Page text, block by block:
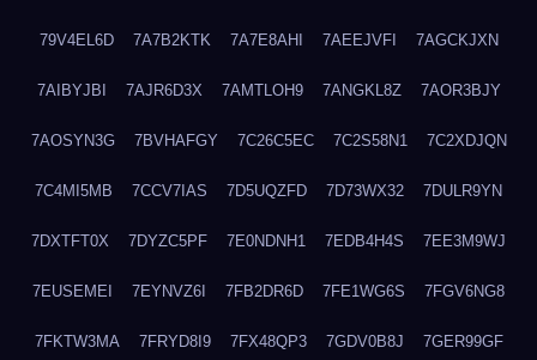
79V4EL6D 7A7B2KTK 7A7E8AHI 7AEEJVFI 7AGCKJXN
7AIBYJBI 7AJR6D3X 7AMTLOH9 7ANGKL8Z 7AOR3BJY
7AOSYN3G 7BVHAFGY 7C26C5EC 7C2S58N1 7C2XDJQN
7C4MI5MB 7CCV7IAS 7D5UQZFD 7D73WX32 7DULR9YN
7DXTFT0X 7DYZC5PF 7E0NDNH1 7EDB4H4S 7EE3M9WJ
7EUSEMEI 7EYNVZ6I 7FB2DR6D 7FE1WG6S 7FGV6NG8
7FKTW3MA 7FRYD8I9 7FX48QP3 7GDV0B8J 7GER99GF